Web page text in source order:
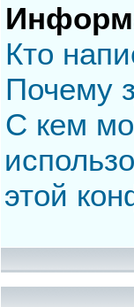
Кто
Почему
С кем
этой